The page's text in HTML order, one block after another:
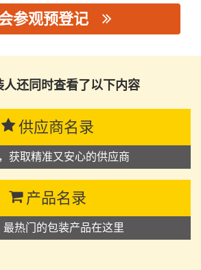
参观预登记
人还同时查看了以下内容
供应商名录
获取精准又安心的供应商
产品名录
最热门的包装产品在这里